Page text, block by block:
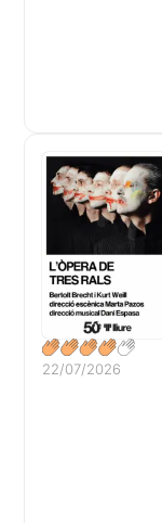
22/07/2026